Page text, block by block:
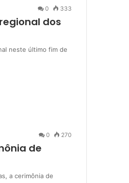
0 333
dos
neste último fim de
0 270
de
a cerimônia de